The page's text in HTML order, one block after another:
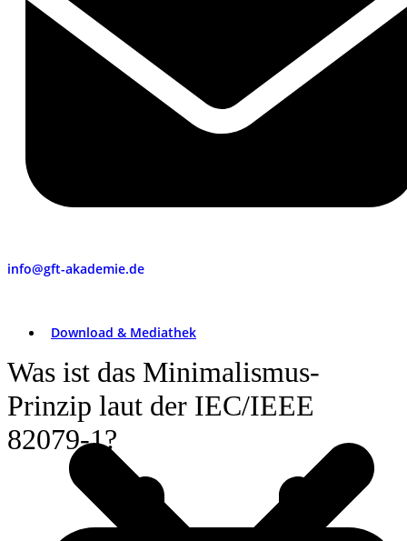
info@gft-akademie.de
Download & Mediathek
Was ist das Minimalismus-
Prinzip laut der IEC/IEEE
82079-1?